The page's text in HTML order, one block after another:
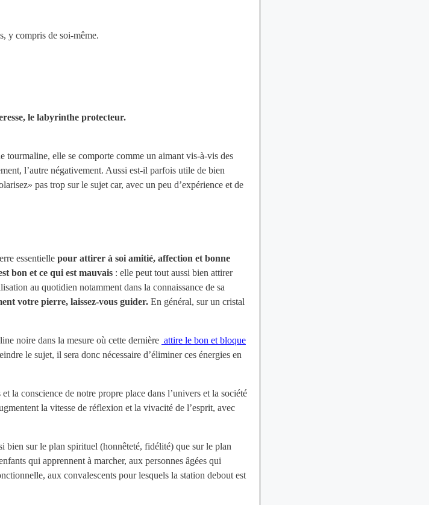
y compris de soi-même.
le labyrinthe protecteur.
tourmaline, elle se comporte comme un aimant vis-à-vis des
l’autre négativement. Aussi est-il parfois utile de bien
pas trop sur le sujet car, avec un peu d’expérience et de
essentiellepour attirer à soi amitié, affection et bonne
bon et ce qui est mauvais: elle peut tout aussi bien attirer
au quotidien notamment dans la connaissance de sa
votre pierre, laissez-vous guider.En général, sur un cristal
noire dans la mesure où cette dernière attire le bon et bloque
le sujet, il sera donc nécessaire d’éliminer ces énergies en
la conscience de notre propre place dans l’univers et la société
la vitesse de réflexion et la vivacité de l’esprit, avec
bien sur le plan spirituel (honnêteté, fidélité) que sur le plan
qui apprennent à marcher, aux personnes âgées qui
aux convalescents pour lesquels la station debout est